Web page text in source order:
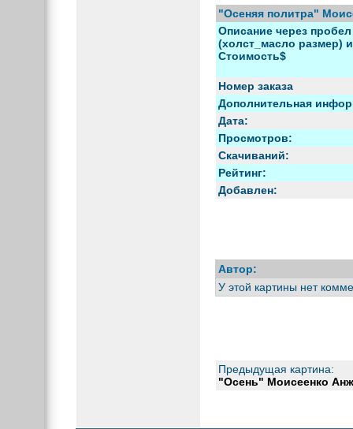
"Осеняя политра"
Описание через
(холст_масло размер) и
Стоимость$
Номер заказа
Дополнительная
Дата:
Просмотров:
Скачиваний:
Рейтинг:
Добавлен:
Автор:
У этой картины нет
Предыдущая картина:
"Осень" Моисеенко